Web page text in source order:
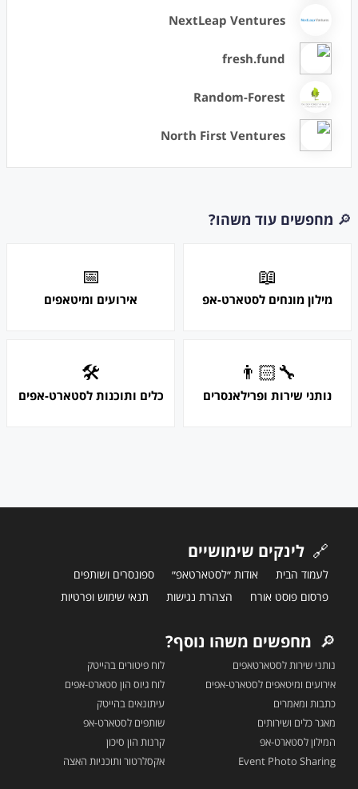
NextLeap Ventures
fresh.fund
Random-Forest
North First Ventures
🔎 מחפשים עוד משהו?
📖
מילון מונחים לסטארט-אפ
📅
אירועים ומיטאפים
👨🏻‍🔧
נותני שירות ופרילאנסרים
🛠
כלים ותוכנות לסטארט-אפים
🔗 לינקים שימושיים
לעמוד הבית אודות ״לסטארטאפ״
ספונסרים ושותפים
פרסום פוסט אורח
הצהרת נגישות תנאי שימוש ופרטיות
🔎 מחפשים משהו נוסף?
נותני שירות לסטארטאפים
אירועים ומיטאפים לסטארט-אפים
כתבות ומאמרים
מאגר כלים ושירותים
המילון לסטארט-אפ
Event Photo Sharing
לוח פיטורים בהייטק
לוח גיוס הון סטארט-אפים
עיתונאים בהייטק
שותפים לסטארט-אפ
קרנות הון סיכון
אקסלרטור ותוכניות האצה